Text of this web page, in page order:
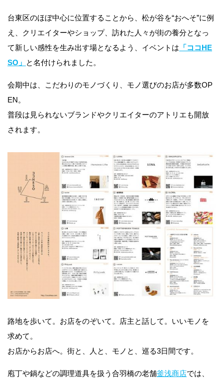
台東区のほぼ中心に位置することから、松が谷を“おへそ”に例
え、クリエイターやショップ、訪れた人々が街の養分となっ
て新しい感性を生み出す場となるよう、イベントは 「ココHE
SO」 と名付けられました。
会期中は、こだわりのモノづくり、モノ選びのお店が多数OP
EN。
普段は見られないブランドやクリエイターのアトリエも開放
されます。
路地を歩いて。お店をのぞいて。店主と話して。いいモノを
求めて。
お店からお店へ。街と、人と、モノと、巡る3日間です。
庖丁や鍋などの調理道具を扱う合羽橋の老舗釜浅商店では、